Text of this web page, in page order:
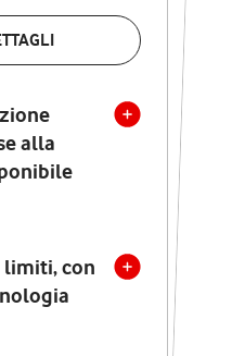
alla
limiti, con
LA COPERTURA
base alla
disponibile
limiti, con
tecnologia
con Wi-Fi 7